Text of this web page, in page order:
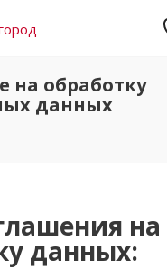
на обработку
данных
на
данных: